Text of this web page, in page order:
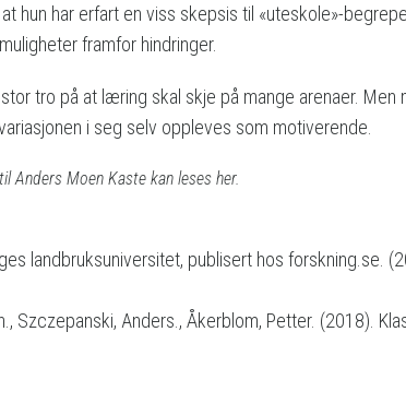
hun har erfart en viss skepsis til «uteskole»-
framfor hindringer.
tro på at læring skal skje på mange arenaer.
i seg selv oppleves som motiverende.
Anders Moen Kaste kan leses her.
landbruksuniversitet, publisert hos forskning.se.
Szczepanski, Anders., Åkerblom, Petter. (2018).